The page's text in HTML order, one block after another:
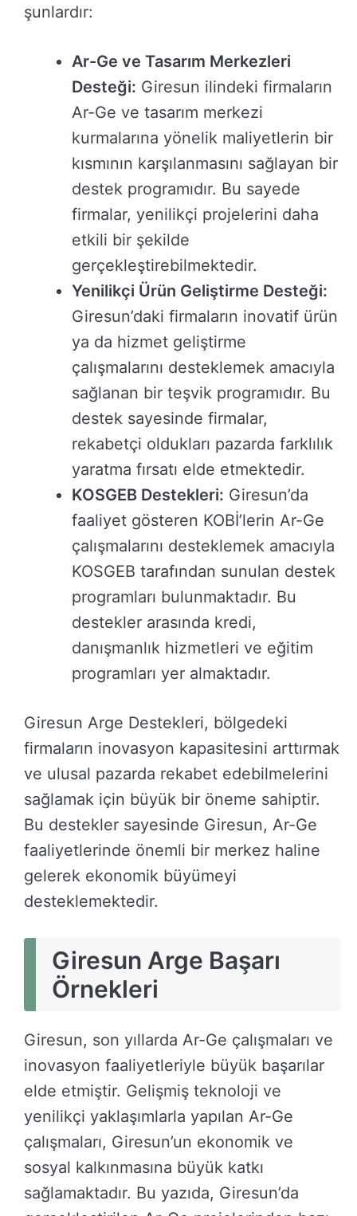
şunlardır:
Ar-Ge ve Tasarım Merkezleri
Desteği: Giresun ilindeki firmaların
Ar-Ge ve tasarım merkezi
kurmalarına yönelik maliyetlerin bir
kısmının karşılanmasını sağlayan bir
destek programıdır. Bu sayede
firmalar, yenilikçi projelerini daha
etkili bir şekilde
gerçekleştirebilmektedir.
Yenilikçi Ürün Geliştirme Desteği:
Giresun’daki firmaların inovatif ürün
ya da hizmet geliştirme
çalışmalarını desteklemek amacıyla
sağlanan bir teşvik programıdır. Bu
destek sayesinde firmalar,
rekabetçi oldukları pazarda farklılık
yaratma fırsatı elde etmektedir.
KOSGEB Destekleri: Giresun’da
faaliyet gösteren KOBİ’lerin Ar-Ge
çalışmalarını desteklemek amacıyla
KOSGEB tarafından sunulan destek
programları bulunmaktadır. Bu
destekler arasında kredi,
danışmanlık hizmetleri ve eğitim
programları yer almaktadır.
Giresun Arge Destekleri, bölgedeki
firmaların inovasyon kapasitesini arttırmak
ve ulusal pazarda rekabet edebilmelerini
sağlamak için büyük bir öneme sahiptir.
Bu destekler sayesinde Giresun, Ar-Ge
faaliyetlerinde önemli bir merkez haline
gelerek ekonomik büyümeyi
desteklemektedir.
Giresun Arge Başarı
Örnekleri
Giresun, son yıllarda Ar-Ge çalışmaları ve
inovasyon faaliyetleriyle büyük başarılar
elde etmiştir. Gelişmiş teknoloji ve
yenilikçi yaklaşımlarla yapılan Ar-Ge
çalışmaları, Giresun’un ekonomik ve
sosyal kalkınmasına büyük katkı
sağlamaktadır. Bu yazıda, Giresun’da